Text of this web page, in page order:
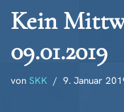
Kein
09.01.2019
von SKK 9. Januar